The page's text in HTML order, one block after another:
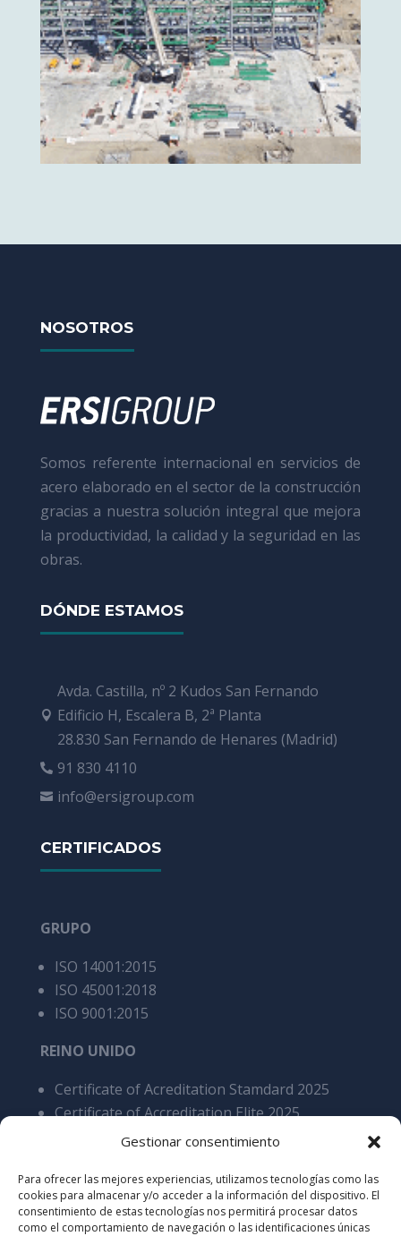
Gestionar consentimiento
Para ofrecer las mejores experiencias, utilizamos tecnologías como las
cookies para almacenar y/o acceder a la información del dispositivo. El
consentimiento de estas tecnologías nos permitirá procesar datos
como el comportamiento de navegación o las identificaciones únicas
NOSOTROS
Somos referente internacional en servicios de
acero elaborado en el sector de la construcción
gracias a nuestra solución integral que mejora
la productividad, la calidad y la seguridad en las
obras.
DÓNDE ESTAMOS

Avda. Castilla, nº 2 Kudos San Fernando
Edificio H, Escalera B, 2ª Planta
28.830 San Fernando de Henares (Madrid)
 91 830 4110
 info@ersigroup.com
CERTIFICADOS
GRUPO
ISO 14001:2015
ISO 45001:2018
ISO 9001:2015
REINO UNIDO
Certificate of Acreditation Stamdard 2025
Certificate of Accreditation Elite 2025
BRE BES 6001 4.0 Responsible Sourcing of
Cares 5200 Processing of steel reinforcement
products, overall SCS v9